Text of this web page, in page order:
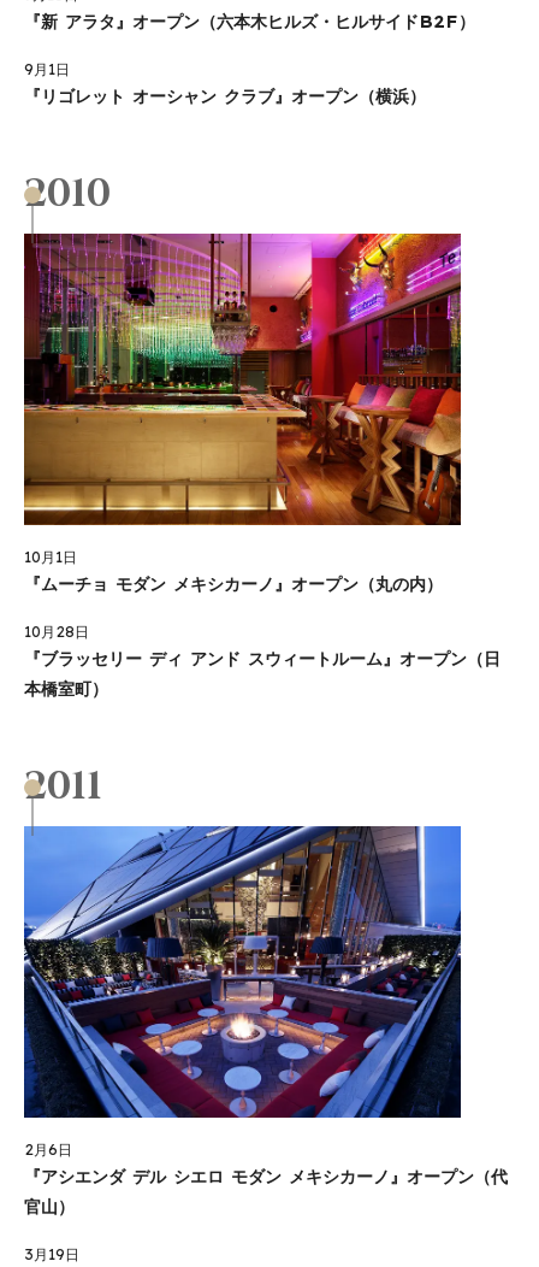
『新 アラタ』オープン（六本木ヒルズ・ヒルサイドB2F）
9月1日
『リゴレット オーシャン クラブ』オープン（横浜）
2010
10月1日
『ムーチョ モダン メキシカーノ』オープン（丸の内）
10月28日
『ブラッセリー ディ アンド スウィートルーム』オープン（日
本橋室町）
2011
2月6日
『アシエンダ デル シエロ モダン メキシカーノ』オープン（代
官山）
3月19日